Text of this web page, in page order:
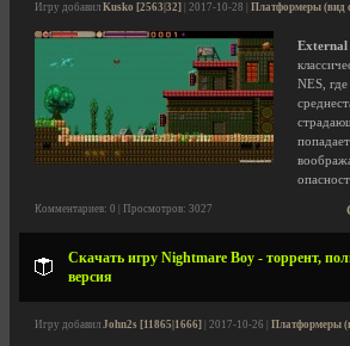
Игру добавил Kusko [2563|32] | 2017-10-28 | Платформеры (вид
External
NES,
Комментариев: 0 | Просмотров: 3027
Скачать игру Nightmare Boy - торрент,
версия
Игру добавил John2s [11865|1666] | 2017-10-26 | Платформеры